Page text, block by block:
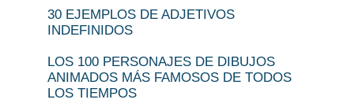
30 EJEMPLOS DE ADJETIVOS
INDEFINIDOS
LOS 100 PERSONAJES DE DIBUJOS
ANIMADOS MÁS FAMOSOS DE TODOS
LOS TIEMPOS